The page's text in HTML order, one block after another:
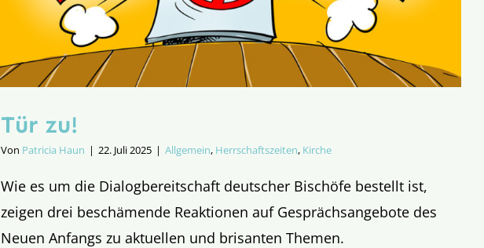
Tür zu!
Von Patricia Haun | 22. Juli 2025 | Allgemein, Herrschaftszeiten, Kirche
Wie es um die Dialogbereitschaft deutscher Bischöfe bestellt ist,
zeigen drei beschämende Reaktionen auf Gesprächsangebote des
Neuen Anfangs zu aktuellen und brisanten Themen.